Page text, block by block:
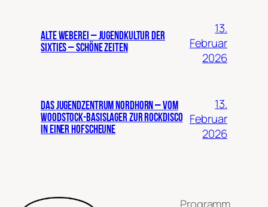
Alte Weberei – Jugendkultur der
Sixties – Schöne Zeiten
13.
Februar
2026
Das Jugendzentrum Nordhorn – Vom
Woodstock-Basislager zur Rockdisco
in einer Hofscheune
13.
Februar
2026